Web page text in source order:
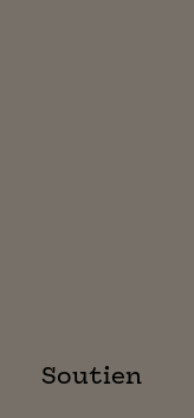
Soutien